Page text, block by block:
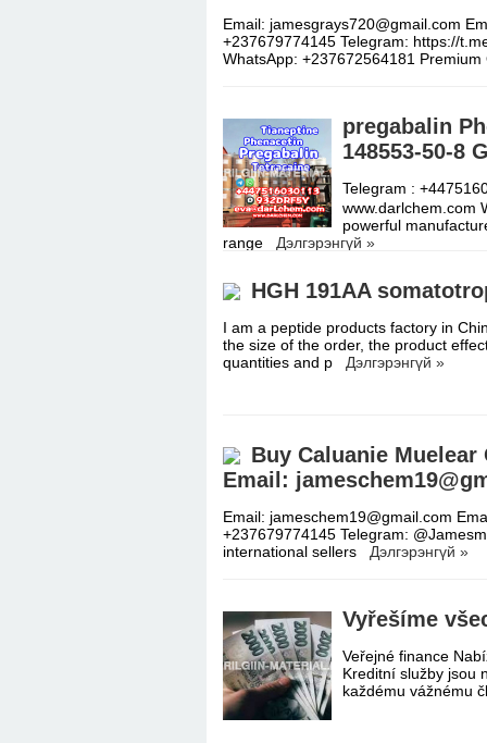
Email: jamesgrays720@gmail.com
+237679774145 Telegram: https://
WhatsApp: +237672564181
pregabalin
148553-50-8
Telegram :
www.darlchem.com
powerful
range Дэлгэрэнгүй »
HGH 191AA
I am a peptide products factory in
the size of the order, the product
quantities and p Дэлгэрэнгүй »
Buy Caluanie
Email:
Email: jameschem19@gmail.com
+237679774145 Telegram:
international sellers Дэлгэрэнгүй »
Vyřešíme
Veřejné finance
Kreditní služby jsou
každému vážnému